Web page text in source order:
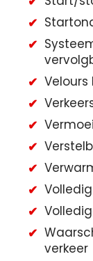
Velours
verkeer